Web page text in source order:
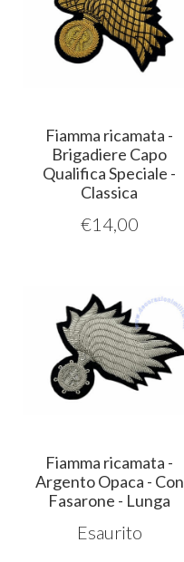
Fiamma ricamata -
Brigadiere Capo
Qualifica Speciale -
Classica
€14,00
Fiamma ricamata -
Argento Opaca - Con
Fasarone - Lunga
Esaurito